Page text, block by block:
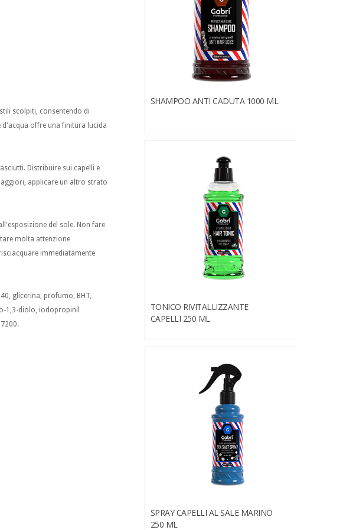
scolpiti, consentendo di
d'acqua offre una finitura lucida
Distribuire sui capelli e
applicare un altro strato
del sole. Non fare
molta attenzione
immediatamente
glicerina, profumo, BHT,
1,3-diolo, iodopropinil
SHAMPOO ANTI CADUTA 1000 ML
TONICO RIVITALLIZZANTE
CAPELLI 250 ML
SPRAY CAPELLI AL SALE MARINO
250 ML